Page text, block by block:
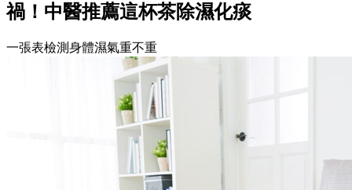
禍！中醫推薦這杯茶除濕化痰
一張表檢測身體濕氣重不重